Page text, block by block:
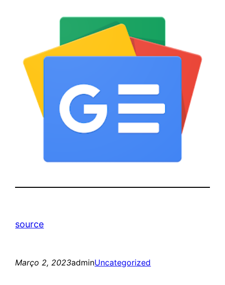
source
Março 2, 2023adminUncategorized